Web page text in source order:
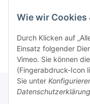
Wie wir Cookies
Durch Klicken auf
Einsatz folgender
Vimeo. Sie können
(Fingerabdruck-Icon
Sie unter
Datenschutzerklärung
kant 38 Zähne 170mm
Nabenschaltung City
silber
22,25 €